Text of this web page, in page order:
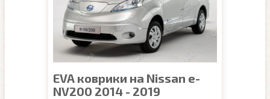
EVA коврики на Nissan e-
NV200 2014 - 2019